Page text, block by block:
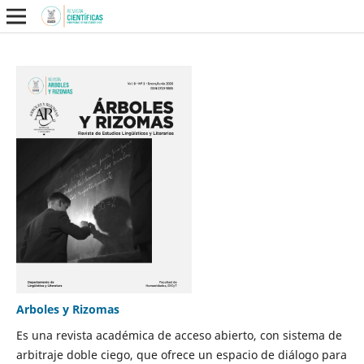
Arboles y Rizomas
Es una revista académica de acceso abierto, con sistema de
arbitraje doble ciego, que ofrece un espacio de diálogo para